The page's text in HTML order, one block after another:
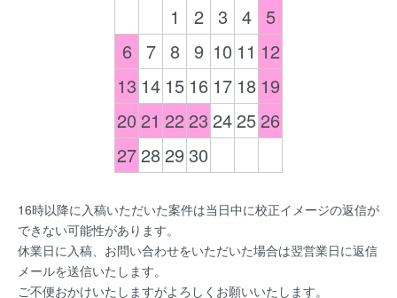
1
2 3 4 5
6
7 8 9 10 11 12
13 14 15 16 17 18 19
20 21 22 23 24 25 26
27 28 2930
16時以降に入稿いただいた案件は当日中に校正イメージの返信が
できない可能性があります。
休業日に入稿、お問い合わせをいただいた場合は翌営業日に返信
メールを送信いたします。
ご不便おかけいたしますがよろしくお願いいたします。